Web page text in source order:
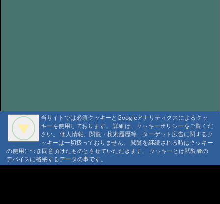
当サイトでは必須クッキーとGoogleアナリティクスによるクッ
キーを使用しております。 詳細は、クッキーポリシーをご覧くだ
さい。 個人情報、閲覧・検索履歴等、ターゲット広告に関するク
ッキーは一切扱っておりません。 閲覧を継続される時はクッキー
の使用につき同意頂けたものとさせていただきます。 クッキーとは閲覧者の
デバイスに格納するデータの事です。